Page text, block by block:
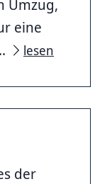
Umzug,
eine
lesen
der